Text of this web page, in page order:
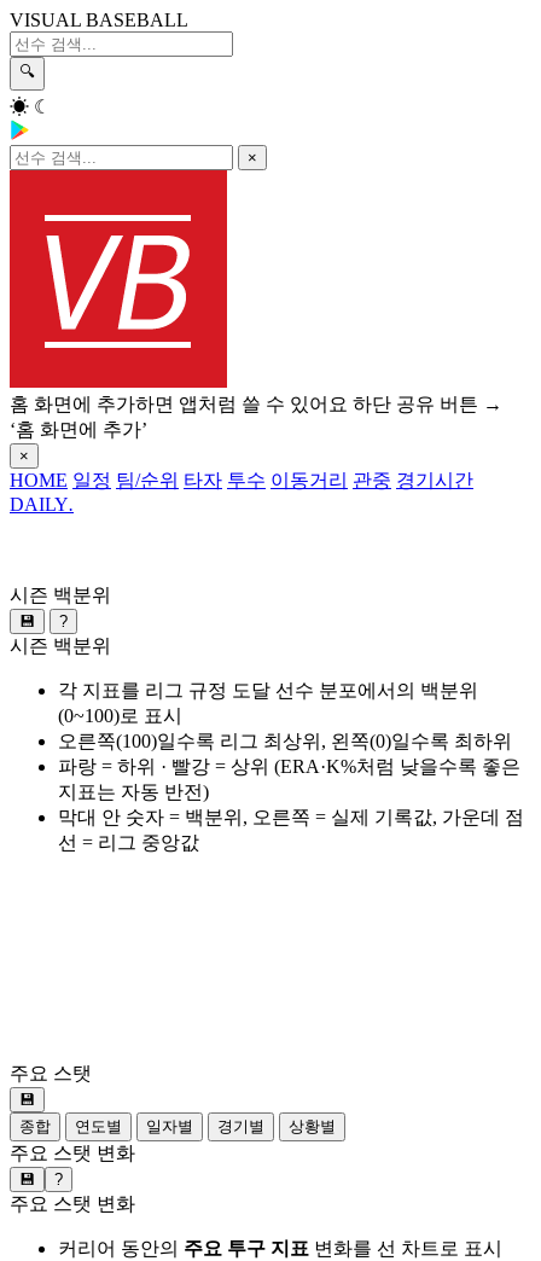
VISUAL BASEBALL
🔍
☀ ☾
×
홈 화면에 추가하면 앱처럼 쓸 수 있어요 하단 공유 버튼 →
‘홈 화면에 추가’
×
HOME 일정 팀/순위 타자 투수 이동거리 관중 경기시간
DAILY.
시즌 백분위
💾 ?
시즌 백분위
각 지표를 리그 규정 도달 선수 분포에서의 백분위
(0~100)로 표시
오른쪽(100)일수록 리그 최상위, 왼쪽(0)일수록 최하위
파랑 = 하위 · 빨강 = 상위 (ERA·K%처럼 낮을수록 좋은
지표는 자동 반전)
막대 안 숫자 = 백분위, 오른쪽 = 실제 기록값, 가운데 점
선 = 리그 중앙값
주요 스탯
💾
종합
연도별 일자별 경기별 상황별
주요 스탯 변화
💾 ?
주요 스탯 변화
커리어 동안의 주요 투구 지표 변화를 선 차트로 표시